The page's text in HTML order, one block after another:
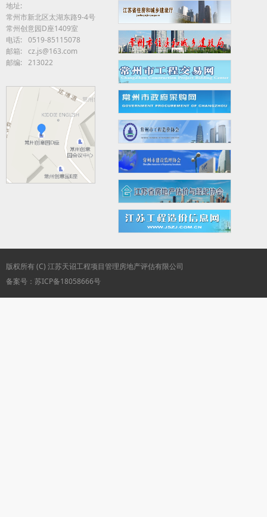
地址:
常州市新北区太湖东路9-4号
常州创意园D座1409室
电话:
0519-85115078
邮箱:
cz.js@163.com
邮编:
213022
版权所有 (C) 江苏天诏工程项目管理房地产评估有限公司
备案号：苏ICP备18058666号